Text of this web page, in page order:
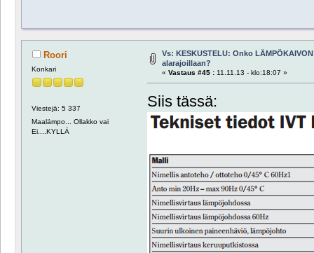
Roori
Konkari
Viestejä: 5 337
Maalämpo... Ollakko vai
Ei....KYLLÄ
Vs: KESKUSTELU: Onko
alarajoillaan?
« Vastaus #45 :11.11.13 - klo:18:07 »
Siis tässä: